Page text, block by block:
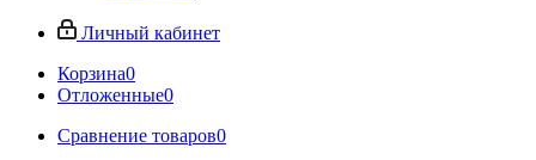
Личный кабинет
Корзина0
Отложенные0
Сравнение товаров0